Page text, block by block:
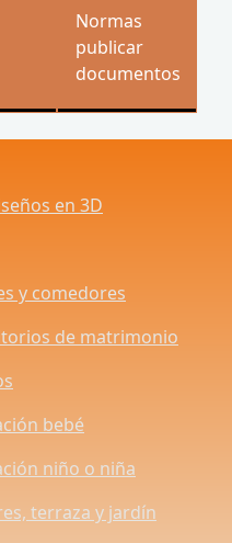
Normas
publicar
documentos
en 3D
y comedores
de matrimonio
bebé
niño o niña
terraza y jardín